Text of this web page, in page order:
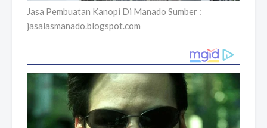
Jasa Pembuatan Kanopi Di Manado Sumber :
jasalasmanado.blogspot.com